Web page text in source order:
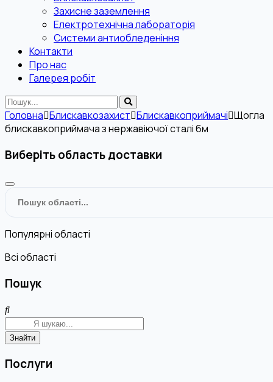
Захисне заземлення
Електротехнічна лабораторія
Системи антиобледеніння
Контакти
Про нас
Галерея робіт
Головна Блискавкозахист Блискавкоприймачі Щогла
блискавкоприймача з нержавіючої сталі 6м
Виберіть область доставки
Популярні області
Всі області
Пошук
Знайти
Послуги